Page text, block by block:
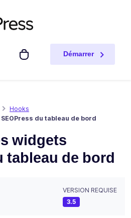
Mon panier
Démarrer
Hooks
du tableau de bord
widgets
tableau de bord
VERSION REQUISE
3.5